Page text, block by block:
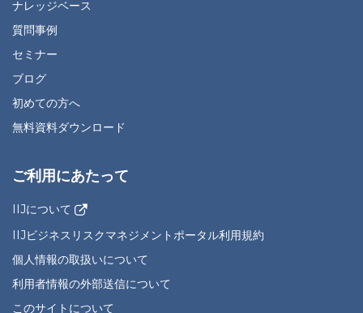
ナレッジベース
質問事例
セミナー
ブログ
初めての方へ
無料資料ダウンロード
ご利用にあたって
IIJについて
IIJビジネスリスクマネジメントポータル利用規約
個人情報の取扱いについて
利用者情報の外部送信について
このサイトについて